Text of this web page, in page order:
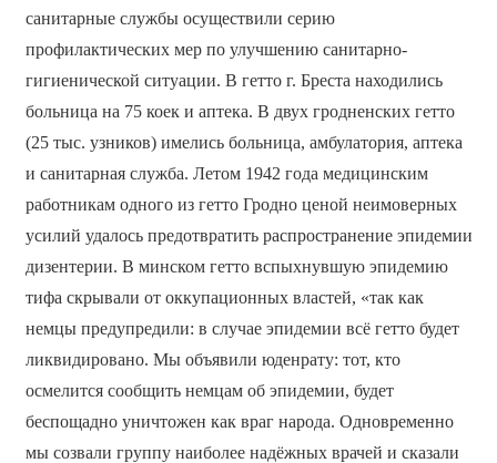
санитарные службы осуществили серию
профилактических мер по улучшению санитарно-
гигиенической ситуации. В гетто г. Бреста находились
больница на 75 коек и аптека. В двух гродненских гетто
(25 тыс. узников) имелись больница, амбулатория, аптека
и санитарная служба. Летом 1942 года медицинским
работникам одного из гетто Гродно ценой неимоверных
усилий удалось предотвратить распространение эпидемии
дизентерии. В минском гетто вспыхнувшую эпидемию
тифа скрывали от оккупационных властей, «так как
немцы предупредили: в случае эпидемии всё гетто будет
ликвидировано. Мы объявили юденрату: тот, кто
осмелится сообщить немцам об эпидемии, будет
беспощадно уничтожен как враг народа. Одновременно
мы созвали группу наиболее надёжных врачей и сказали